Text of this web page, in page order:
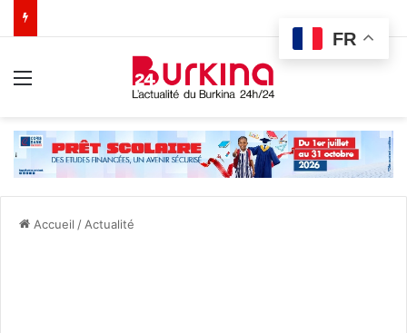
Accueil / Actualité
FR